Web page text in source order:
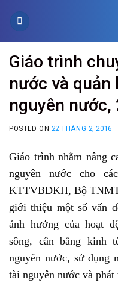
Giáo trình
nước và quản
nguyên nước,
POSTED ON 22 THÁNG 2, 2016
Giáo trình nhằm nâng
nguyên nước cho
KTTVBĐKH, Bộ
giới thiệu một số vấn
ảnh hưởng của hoạt
sông, cân bằng kinh
nguyên nước, sử dụng
tài nguyên nước và